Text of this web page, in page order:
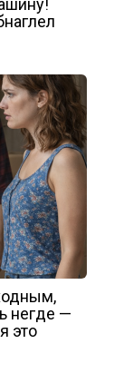
негде —
это